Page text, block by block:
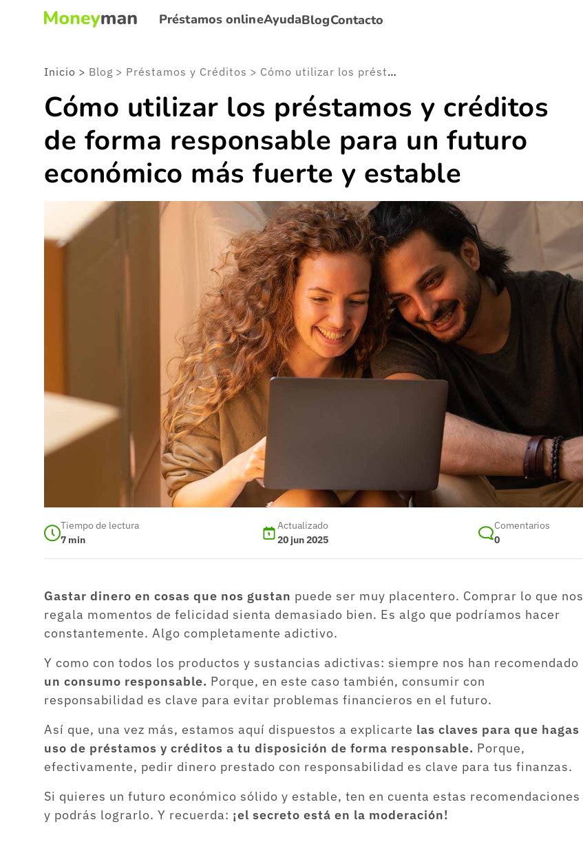
Préstamos onlineAyudaBlogContacto
Inicio > Blog > Préstamos y Créditos > Cómo utilizar los préstamos y créditos de forma responsable para un futuro económico más fuerte y estable
Cómo utilizar los préstamos y créditos
de forma responsable para un futuro
económico más fuerte y estable
Tiempo de lectura
7 min
Actualizado
20 jun 2025
Comentarios
0
Gastar dinero en cosas que nos gustan puede ser muy placentero. Comprar lo que nos
regala momentos de felicidad sienta demasiado bien. Es algo que podríamos hacer
constantemente. Algo completamente adictivo.
Y como con todos los productos y sustancias adictivas: siempre nos han recomendado
un consumo responsable. Porque, en este caso también, consumir con
responsabilidad es clave para evitar problemas financieros en el futuro.
Así que, una vez más, estamos aquí dispuestos a explicarte las claves para que hagas
uso de préstamos y créditos a tu disposición de forma responsable. Porque,
efectivamente, pedir dinero prestado con responsabilidad es clave para tus finanzas.
Si quieres un futuro económico sólido y estable, ten en cuenta estas recomendaciones
y podrás lograrlo. Y recuerda: ¡el secreto está en la moderación!